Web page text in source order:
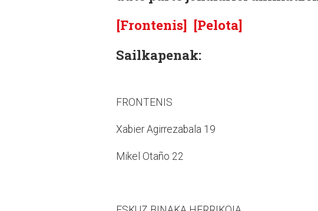
[Frontenis] [Pelota]
Sailkapenak:
FRONTENIS
Xabier Agirrezabala 19
Mikel Otaño 22